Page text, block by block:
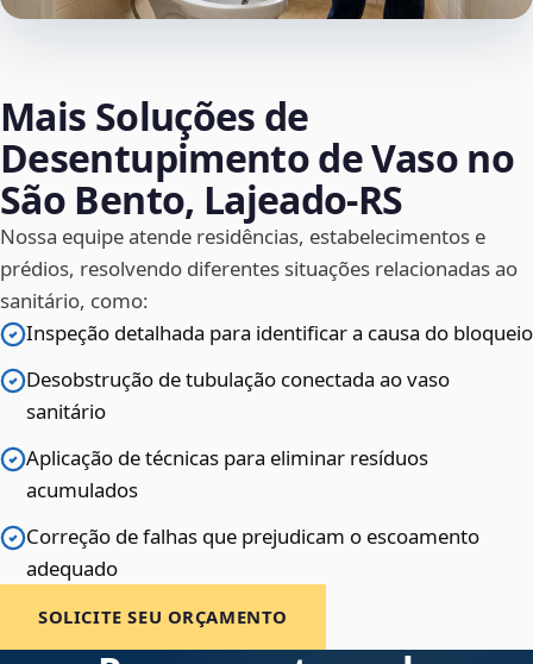
Mais Soluções de
Desentupimento de Vaso no
São Bento, Lajeado‑RS
Nossa equipe atende residências, estabelecimentos e
prédios, resolvendo diferentes situações relacionadas ao
sanitário, como:
Inspeção detalhada para identificar a causa do bloqueio
Desobstrução de tubulação conectada ao vaso
sanitário
Aplicação de técnicas para eliminar resíduos
acumulados
Correção de falhas que prejudicam o escoamento
adequado
SOLICITE SEU ORÇAMENTO